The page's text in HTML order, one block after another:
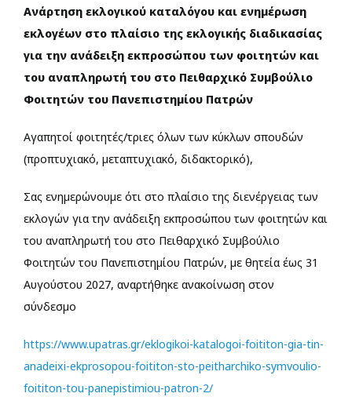
Διασφάλιση Ποιότητας
Search
for:
Ανάρτηση εκλογικού καταλόγου και ενημέρωση
εκλογέων στο πλαίσιο της εκλογικής διαδικασίας
για την ανάδειξη εκπροσώπου των φοιτητών και
του αναπληρωτή του στο Πειθαρχικό Συμβούλιο
Φοιτητών του Πανεπιστημίου Πατρών
Αγαπητοί φοιτητές/τριες όλων των κύκλων σπουδών
(προπτυχιακό, μεταπτυχιακό, διδακτορικό),
Σας ενημερώνουμε ότι στο πλαίσιο της διενέργειας των
εκλογών για την ανάδειξη εκπροσώπου των φοιτητών και
του αναπληρωτή του στο Πειθαρχικό Συμβούλιο
Φοιτητών του Πανεπιστημίου Πατρών, με θητεία έως 31
Αυγούστου 2027, αναρτήθηκε ανακοίνωση στον
σύνδεσμο
https://www.upatras.gr/eklogikoi-katalogoi-foititon-gia-tin-
anadeixi-ekprosopou-foititon-sto-peitharchiko-symvoulio-
foititon-tou-panepistimiou-patron-2/